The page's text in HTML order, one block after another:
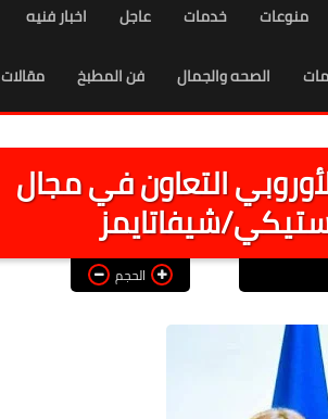
منوعات خدمات عاجل اخبار فنيه
الصحه والجمال فن المطبخ مقالات
التعاون في مجال
شيفاتايمز
الحجم